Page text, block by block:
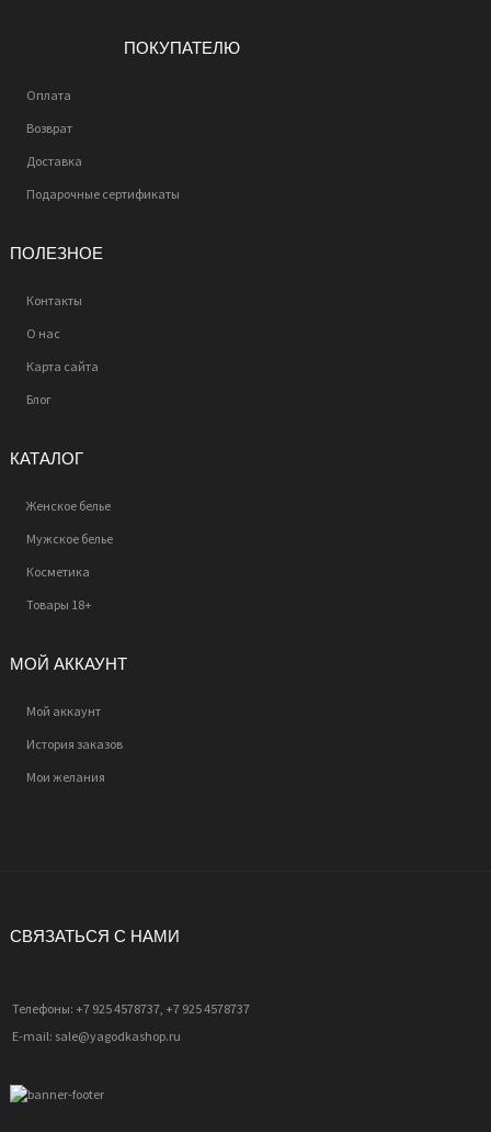
ПОКУПАТЕЛЮ
Оплата
Возврат
Доставка
Подарочные сертификаты
ПОЛЕЗНОЕ
Контакты
О нас
Карта сайта
Блог
КАТАЛОГ
Женское белье
Мужское белье
Косметика
Товары 18+
МОЙ АККАУНТ
Мой аккаунт
История заказов
Мои желания
СВЯЗАТЬСЯ С НАМИ
Телефоны: +7 925 4578737, +7 925 4578737
E-mail: sale@yagodkashop.ru